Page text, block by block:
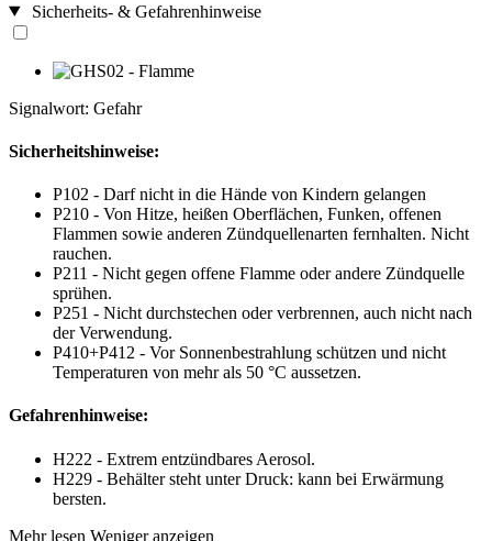
Sicherheits- & Gefahrenhinweise
Signalwort: Gefahr
Sicherheitshinweise:
P102 - Darf nicht in die Hände von Kindern gelangen
P210 - Von Hitze, heißen Oberflächen, Funken, offenen
Flammen sowie anderen Zündquellenarten fernhalten. Nicht
rauchen.
P211 - Nicht gegen offene Flamme oder andere Zündquelle
sprühen.
P251 - Nicht durchstechen oder verbrennen, auch nicht nach
der Verwendung.
P410+P412 - Vor Sonnenbestrahlung schützen und nicht
Temperaturen von mehr als 50 °C aussetzen.
Gefahrenhinweise:
H222 - Extrem entzündbares Aerosol.
H229 - Behälter steht unter Druck: kann bei Erwärmung
bersten.
Mehr lesen Weniger anzeigen